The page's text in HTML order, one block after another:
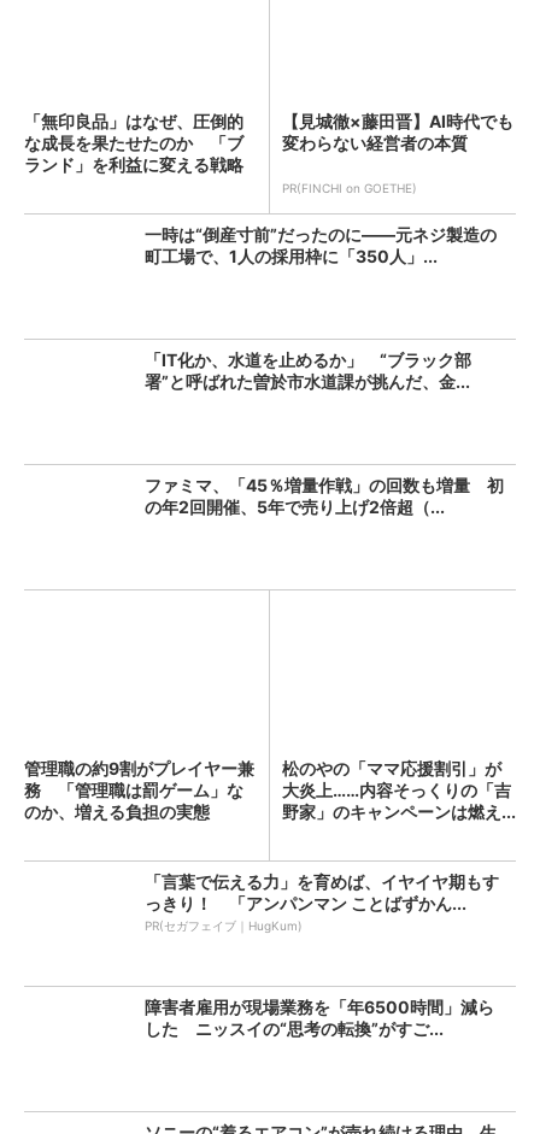
「無印良品」はなぜ、圧倒的
な成長を果たせたのか 「ブ
ランド」を利益に変える戦略
【見城徹×藤田晋】AI時代でも
変わらない経営者の本質
PR(FINCHI on GOETHE)
一時は“倒産寸前”だったのに――元ネジ製造の
町工場で、1人の採用枠に「350人」...
「IT化か、水道を止めるか」 “ブラック部
署”と呼ばれた曽於市水道課が挑んだ、金...
ファミマ、「45％増量作戦」の回数も増量 初
の年2回開催、5年で売り上げ2倍超（...
管理職の約9割がプレイヤー兼
務 「管理職は罰ゲーム」な
のか、増える負担の実態
松のやの「ママ応援割引」が
大炎上……内容そっくりの「吉
野家」のキャンペーンは燃え...
「言葉で伝える力」を育めば、イヤイヤ期もす
っきり！ 「アンパンマン ことばずかん...
PR(セガフェイブ｜HugKum)
障害者雇用が現場業務を「年6500時間」減ら
した ニッスイの“思考の転換”がすご...